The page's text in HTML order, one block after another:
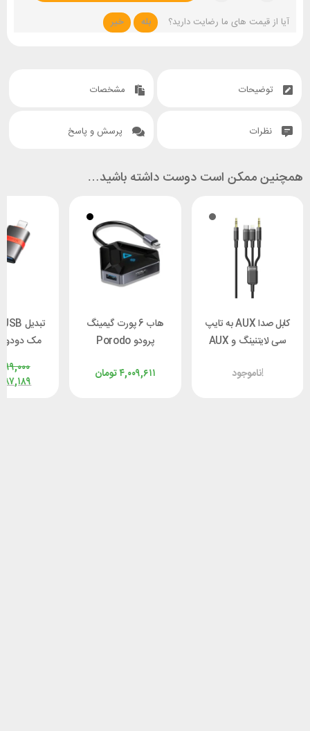
آیا از قیمت های ما رضایت دارید؟ بله خیر
توضیحات مشخصات
نظرات پرسش و پاسخ
همچنین ممکن است دوست داشته باشید…
کابل صدا AUX به تایپ
سی لایتنینگ و AUX
PD-AUX3N1
ناموجود!
هاب 6 پورت گیمینگ
پرودو Porodo
تومان۴,۰۰۹,۶۱۱